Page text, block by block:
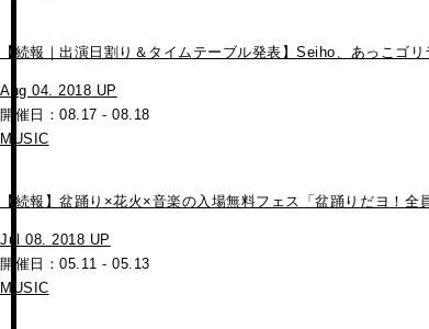
【続報｜出演日割り＆タイムテーブル発表】Seiho、あっこゴ
Aug 04. 2018 UP
開催日：08.17 - 08.18
MUSIC
【続報】盆踊り×花火×音楽の入場無料フェス「盆踊りだヨ！
Jul 08. 2018 UP
開催日：05.11 - 05.13
MUSIC